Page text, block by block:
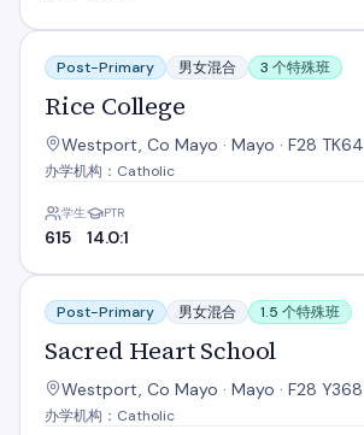
Rice College
Post-Primary 男女混合 3 个特殊班
Rice College
Westport, Co Mayo · Mayo · F28 TK64
办学机构：Catholic
学生
615
PTR
14.0:1
Sacred Heart School
Post-Primary 男女混合 1.5 个特殊班
Sacred Heart School
Westport, Co Mayo · Mayo · F28 Y368
办学机构：Catholic